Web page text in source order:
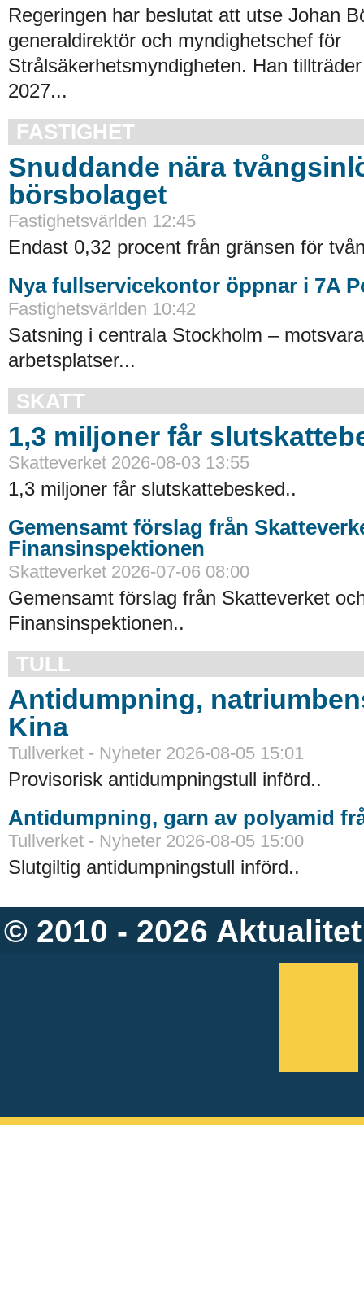
Regeringen har beslutat att utse Johan
generaldirektör och myndighetschef för
Strålsäkerhetsmyndigheten. Han
2027...
FASTIGHET
Snuddande nära
börsbolaget
Fastighetsvärlden 12:45
Endast 0,32 procent från gränsen för
Nya fullservicekontor öppnar i 7A
Fastighetsvärlden 10:42
Satsning i centrala Stockholm –
arbetsplatser...
SKATT
1,3 miljoner får
Skatteverket 2026-08-03 13:55
1,3 miljoner får slutskattebesked..
Gemensamt förslag från
Finansinspektionen
Skatteverket 2026-07-06 08:00
Gemensamt förslag från Skatteverket
Finansinspektionen..
TULL
Antidumpning,
Kina
Tullverket - Nyheter 2026-08-05 15:01
Provisorisk antidumpningstull införd..
Antidumpning, garn av polyamid
Tullverket - Nyheter 2026-08-05 15:00
Slutgiltig antidumpningstull införd..
© 2010 - 2026 Aktualitet